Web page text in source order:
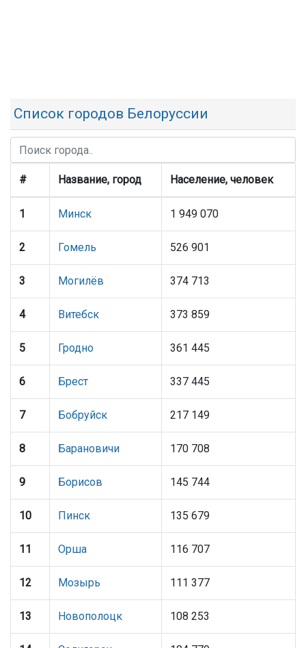
Список городов Белоруссии
# Название, город Население, человек
1 Минск 1 949 070
2 Гомель 526 901
3 Могилёв 374 713
4 Витебск 373 859
5 Гродно 361 445
6 Брест 337 445
7 Бобруйск 217 149
8 Барановичи 170 708
9 Борисов 145 744
10 Пинск 135 679
11 Орша 116 707
12 Мозырь 111 377
13 Новополоцк 108 253